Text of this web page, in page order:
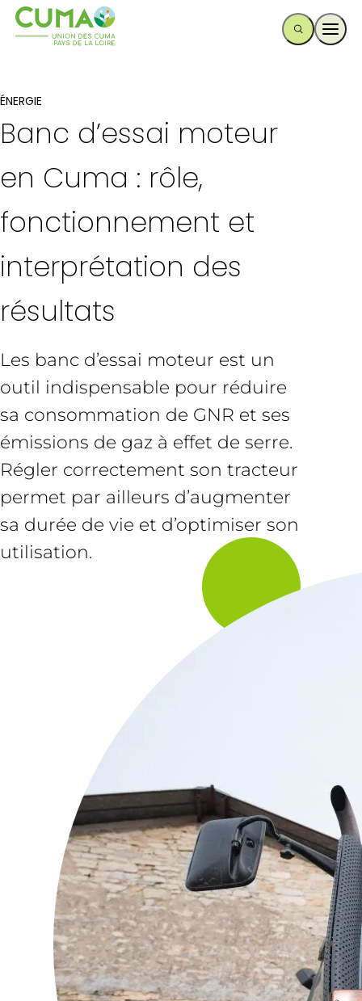
ÉNERGIE
Banc d’essai moteur
en Cuma : rôle,
fonctionnement et
interprétation des
résultats
Les banc d’essai moteur est un
outil indispensable pour réduire
sa consommation de GNR et ses
émissions de gaz à effet de serre.
Régler correctement son tracteur
permet par ailleurs d’augmenter
sa durée de vie et d’optimiser son
utilisation.